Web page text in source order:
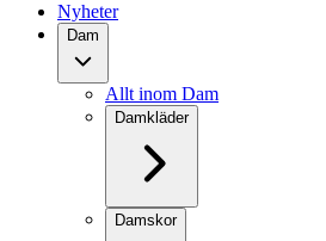
Nyheter
Dam
Allt inom Dam
Damkläder
Damskor